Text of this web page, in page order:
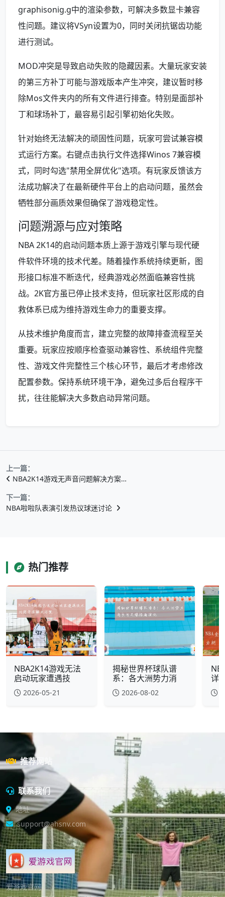
graphisonig.g中的渲染参数，可解决多数显卡兼容
性问题。建议将VSyn设置为0，同时关闭抗锯齿功能
进行测试。
MOD冲突是导致启动失败的隐藏因素。大量玩家安装
的第三方补丁可能与游戏版本产生冲突，建议暂时移
除Mos文件夹内的所有文件进行排查。特别是面部补
丁和球场补丁，最容易引起引擎初始化失败。
针对始终无法解决的顽固性问题，玩家可尝试兼容模
式运行方案。右键点击执行文件选择Winos 7兼容模
式，同时勾选"禁用全屏优化"选项。有玩家反馈该方
法成功解决了在最新硬件平台上的启动问题，虽然会
牺牲部分画质效果但确保了游戏稳定性。
问题溯源与应对策略
NBA 2K14的启动问题本质上源于游戏引擎与现代硬
件软件环境的技术代差。随着操作系统持续更新，图
形接口标准不断迭代，经典游戏必然面临兼容性挑
战。2K官方虽已停止技术支持，但玩家社区形成的自
救体系已成为维持游戏生命力的重要支撑。
从技术维护角度而言，建立完整的故障排查流程至关
重要。玩家应按顺序检查驱动兼容性、系统组件完整
性、游戏文件完整性三个核心环节，最后才考虑修改
配置参数。保持系统环境干净，避免过多后台程序干
扰，往往能解决大多数启动异常问题。
上一篇：
NBA2K14游戏无声音问题解决方案…
下一篇：
NBA啦啦队表演引发热议球迷讨论
热门推荐
NBA2K14游戏无法
启动玩家遭遇技
2026-05-21
揭秘世界杯球队谱
系：各大洲势力消
2026-08-02
详
推荐网站
联系我们
地址
support@ahsnv.com
爱游戏官网